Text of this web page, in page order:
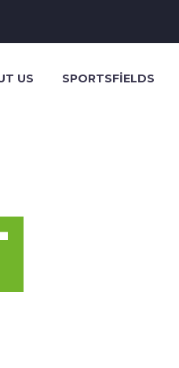
US SPORTSFIELDS